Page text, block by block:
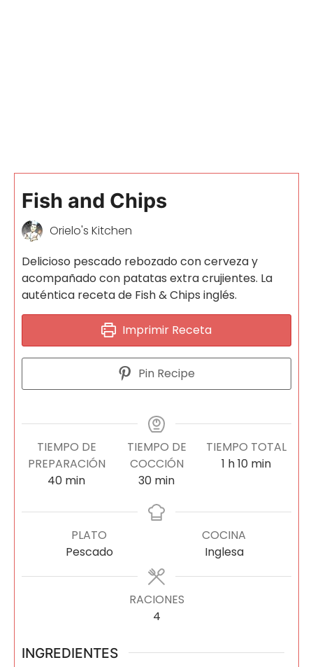
Fish and Chips
Orielo's Kitchen
Delicioso pescado rebozado con cerveza y
acompañado con patatas extra crujientes. La
auténtica receta de Fish & Chips inglés.
Imprimir Receta
Pin Recipe
TIEMPO DE
PREPARACIÓN
40 min
TIEMPO DE
COCCIÓN
30 min
TIEMPO TOTAL
1 h10 min
PLATO
Pescado
COCINA
Inglesa
RACIONES
4
INGREDIENTES